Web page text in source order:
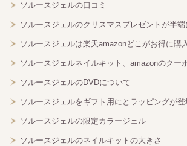
ソルースジェルの口コミ
ソルースジェルのクリスマスプレゼントが半端
ソルースジェルは楽天amazonどこがお得に購
ソルースジェルネイルキット、amazonのクー
ソルースジェルのDVDについて
ソルースジェルをギフト用にとラッピングが登
ソルースジェルの限定カラージェル
ソルースジェルのネイルキットの大きさ